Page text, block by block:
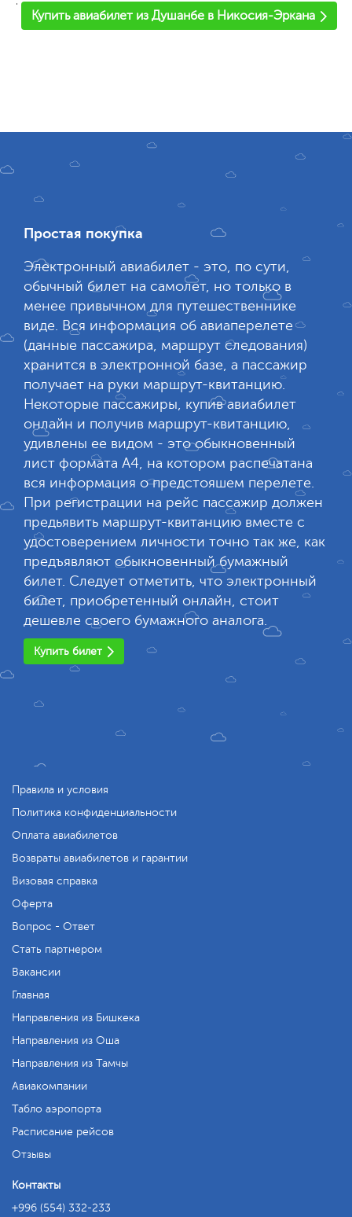
'
Купить авиабилет из Душанбе в Никосия-Эркана
Простая покупка
Электронный авиабилет - это, по сути,
обычный билет на самолет, но только в
менее привычном для путешественнике
виде. Вся информация об авиаперелете
(данные пассажира, маршрут следования)
хранится в электронной базе, а пассажир
получает на руки маршрут-квитанцию.
Некоторые пассажиры, купив авиабилет
онлайн и получив маршрут-квитанцию,
удивлены ее видом - это обыкновенный
лист формата А4, на котором распечатана
вся информация о предстояшем перелете.
При регистрации на рейс пассажир должен
предьявить маршрут-квитанцию вместе с
удостоверением личности точно так же, как
предъявляют обыкновенный бумажный
билет. Следует отметить, что электронный
билет, приобретенный онлайн, стоит
дешевле своего бумажного аналога.
Купить билет
Правила и условия
Политика конфиденциальности
Оплата авиабилетов
Возвраты авиабилетов и гарантии
Визовая справка
Оферта
Вопрос - Ответ
Стать партнером
Вакансии
Главная
Направления из Бишкека
Направления из Оша
Направления из Тамчы
Авиакомпании
Табло аэропорта
Расписание рейсов
Отзывы
Контакты
+996 (554) 332-233